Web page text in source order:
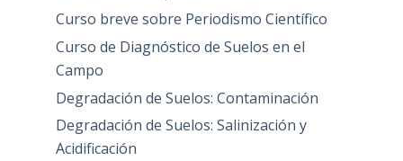
Curso breve sobre Periodismo Científico
Curso de Diagnóstico de Suelos en el
Campo
Degradación de Suelos: Contaminación
Degradación de Suelos: Salinización y
Acidificación